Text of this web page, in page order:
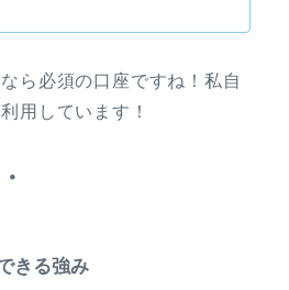
ら必須の口座ですね！私自
用しています！
きる強み